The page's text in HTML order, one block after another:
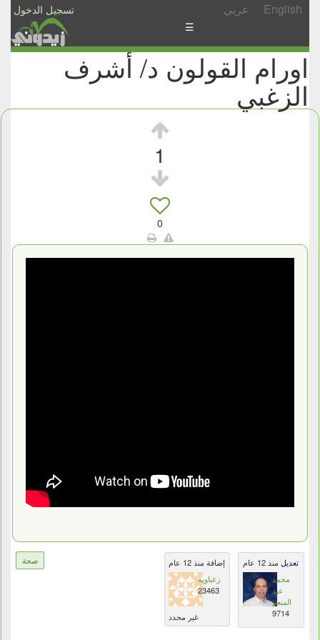
تسجيل الدخول عربي English
الأخبار
والمشاركات
☰
اورام القولون د/ أشرف
الزغبي
1
0
صحة
إضافة منذ 12 عام
زغباوية
23463
غير محدد
تعديل منذ 12 عام
محمد
عبد
المنعم
9714